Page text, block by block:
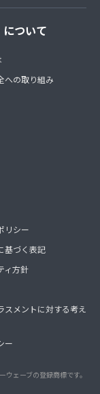
について
への取り組み
リシー
基づく表記
ィ方針
スメントに対する考え
ー
ウェーブの登録商標です。